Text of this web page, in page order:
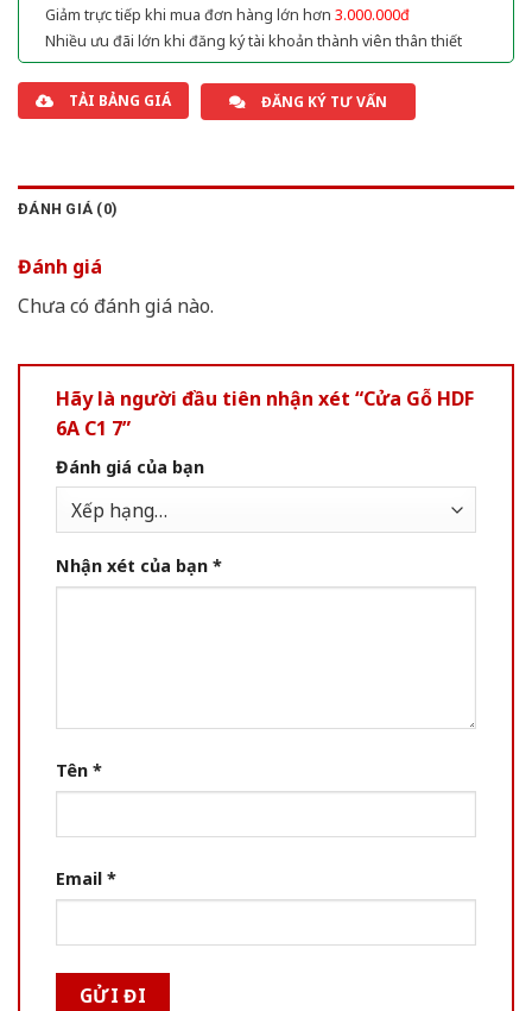
Giảm trực tiếp khi mua đơn hàng lớn hơn 3.000.000đ
Nhiều ưu đãi lớn khi đăng ký tài khoản thành viên thân thiết
TẢI BẢNG GIÁ ĐĂNG KÝ TƯ VẤN
ĐÁNH GIÁ (0)
Đánh giá
Chưa có đánh giá nào.
Hãy là người đầu tiên nhận xét “Cửa Gỗ HDF
6A C1 7”
Đánh giá của bạn
Nhận xét của bạn *
Tên *
Email *